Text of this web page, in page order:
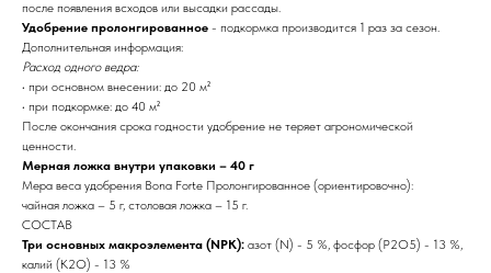
после появления всходов или высадки рассады.
Удобрение пролонгированное - подкормка производится 1 раз за сезон.
Дополнительная информация:
Расход одного ведра:
• при основном внесении: до 20 м²
• при подкормке: до 40 м²
После окончания срока годности удобрение не теряет агрономической
ценности.
Мерная ложка внутри упаковки – 40 г
Мера веса удобрения Bona Forte Пролонгированное (ориентировочно):
чайная ложка – 5 г, столовая ложка – 15 г.
СОСТАВ
Три основных макроэлемента (NPK): азот (N) - 5 %, фосфор (P2O5) - 13 %,
калий (K2O) - 13 %